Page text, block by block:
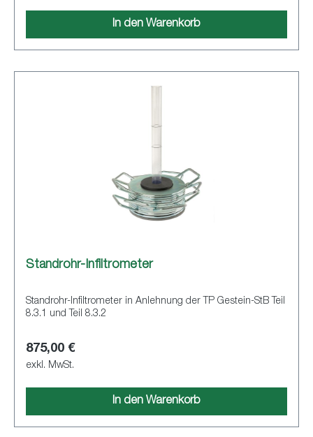
In den Warenkorb
Standrohr-Infiltrometer
Standrohr-Infiltrometer in Anlehnung der TP Gestein-StB Teil
8.3.1 und Teil 8.3.2
875,00 €
exkl. MwSt.
In den Warenkorb